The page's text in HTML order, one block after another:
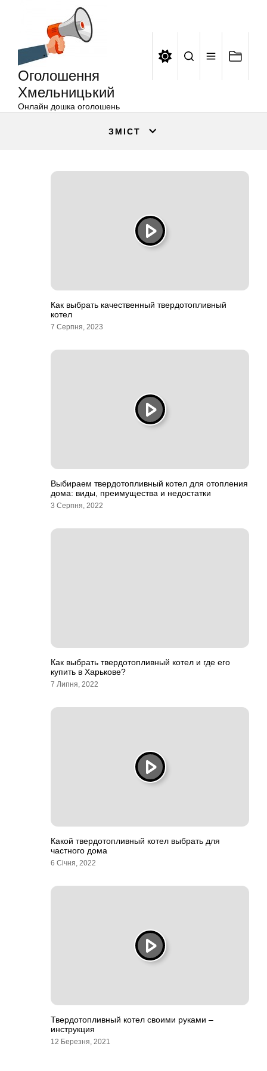
Оголошення
Хмельницький
Онлайн дошка оголошень
ЗМІСТ
Как выбрать качественный твердотопливный
котел
7 Серпня, 2023
Выбираем твердотопливный котел для отопления
дома: виды, преимущества и недостатки
3 Серпня, 2022
Как выбрать твердотопливный котел и где его
купить в Харькове?
7 Липня, 2022
Какой твердотопливный котел выбрать для
частного дома
6 Січня, 2022
Твердотопливный котел своими руками –
инструкция
12 Березня, 2021